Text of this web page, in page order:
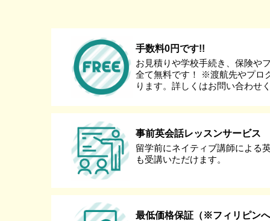
手数料0円です!!
お見積りや学校手続き、保険や
全て無料です！ ※渡航先やプロ
ります。詳しくはお問い合わせ
事前英会話レッスンサービス
留学前にネイティブ講師による
も受講いただけます。
最低価格保証（※フィリピン